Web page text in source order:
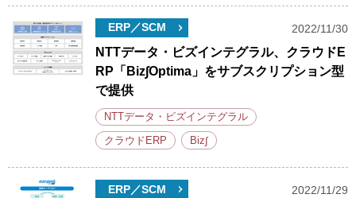
ERP／SCM 2022/11/30
NTTデータ・ビズインテグラル、クラウドE
RP「Biz∫Optima」をサブスクリプション型
で提供
NTTデータ・ビズインテグラル
クラウドERP Biz∫
ERP／SCM 2022/11/29